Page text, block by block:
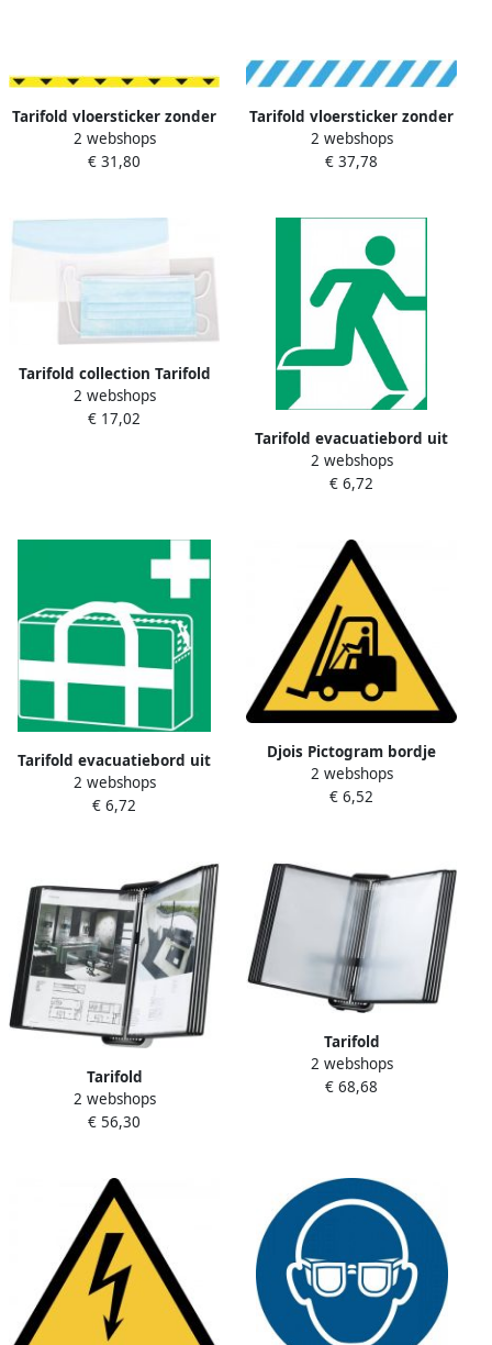
Tarifold vloersticker zonder
tekst ft 50 x 1000 mm geel
met zwarte pijlen
2 webshops
€ 31,80
Tarifold vloersticker zonder
tekst ft 90 x 1000 mm wit
blauw
2 webshops
€ 37,78
Tarifold collection Tarifold
set met antimicrobiële hoes
+ Color Dream Chequebook
2 webshops
€ 17,02
Tarifold evacuatiebord uit
PP nooduitgang rechts ft 20
x 20 cm
2 webshops
€ 6,72
Tarifold evacuatiebord uit
PP EHBO koffer ft 20 x 20
cm
2 webshops
€ 6,72
Djois Pictogram bordje
Waarschuwing:
transportvoertuigen
2 webshops
€ 6,52
Tarifold
Zichtpanelensysteem wand
VEO PP A4 met 10-tassen
2 webshops
€ 56,30
Tarifold
Zichtpanelensysteem
bureau VEO PP A4 met 10-
2 webshops
€ 68,68